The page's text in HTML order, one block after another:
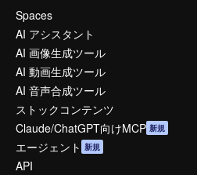
Spaces
AI アシスタント
AI 画像生成ツール
AI 動画生成ツール
AI 音声合成ツール
ストックコンテンツ
Claude/ChatGPT向けMCP 新規
エージェント 新規
API